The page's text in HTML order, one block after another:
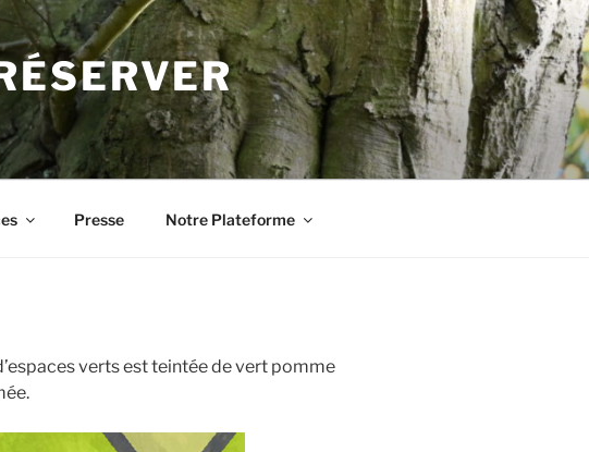
Presse Notre Plateforme
verts est teintée de vert pomme